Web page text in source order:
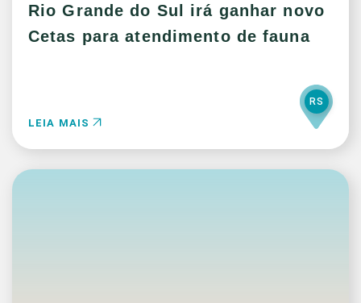
Rio Grande do Sul irá ganhar novo
Cetas para atendimento de fauna
LEIA MAIS
RS